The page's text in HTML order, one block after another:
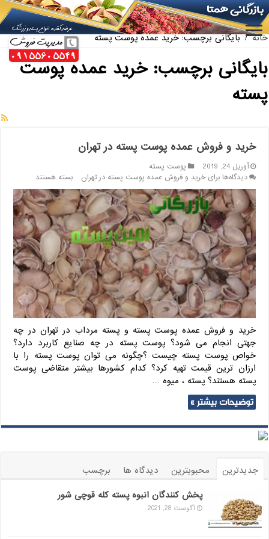
ارائه کننده بهترین پسته کله قوچی سیرجان
خانه / بایگانی برچسب: خرید عمده پوست پسته
بایگانی برچسب:خرید عمده پوست
پسته
خرید و فروش عمده پوست پسته در تهران
آوریل 24, 2019
پوست پسته
دیدگاه‌هابرای خرید و فروش عمده پوست پسته در تهران بسته هستند
خرید و فروش عمده پوست پسته و پسته مرداب در تهران در چه
جهتی انجام می شود؟ پوست پسته در چه صنایع کاربرد دارد؟
خواص پوست پسته چیست ؟چگونه می توان پوست پسته را با
ارزان ترین قیمت تهیه کرد؟ کدام کشورها بیشتر متقاضی پوست
پسته هستند؟ پسته ، میوه …
توضیحات بیشتر »
جدیدترین محبوبترین دیدگاه ها
برچسب
پخش کنندگان انبوه پسته کله قوچی شور
آگوست 28, 2021